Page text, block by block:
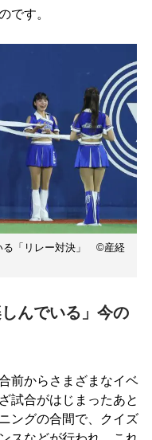
です。
る「リレー対決」 ©産経
んでいる」今の
前からさまざまなイベ
試合がはじまったあと
ングの合間で、クイズ